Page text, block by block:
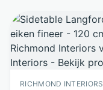
RICHMOND INTERIORS